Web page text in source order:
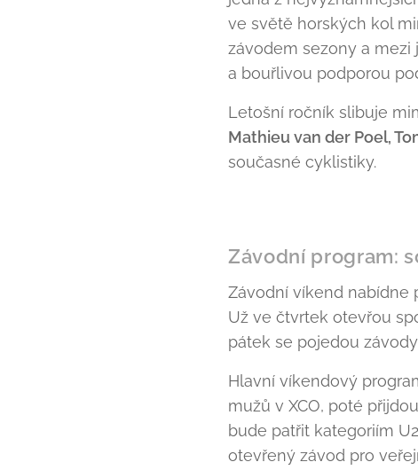
ve světě horských kol
závodem sezony a
a bouřlivou podporou
Letošní ročník slibuje
Mathieu van der Poel,
současné cyklistiky.
Závodní program:
Závodní víkend nabídne
Už ve čtvrtek otevřou
pátek se pojedou
Hlavní víkendový
mužů v XCO, poté
bude patřit kategoriím
otevřený závod pro